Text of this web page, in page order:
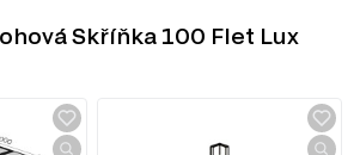
Skříňka 100 Flet Lux